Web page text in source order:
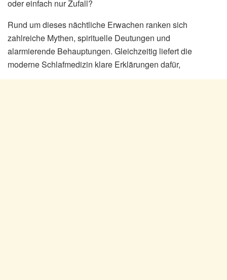
oder einfach nur Zufall?
Rund um dieses nächtliche Erwachen ranken sich
zahlreiche Mythen, spirituelle Deutungen und
alarmierende Behauptungen. Gleichzeitig liefert die
moderne Schlafmedizin klare Erklärungen dafür,